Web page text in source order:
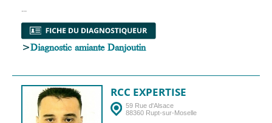
...
>Diagnostic amiante Danjoutin
RCC EXPERTISE
59 Rue d'Alsace
88360 Rupt-sur-Moselle